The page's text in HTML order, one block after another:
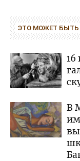
ЭТО МОЖЕТ БЫТЬ
16
В